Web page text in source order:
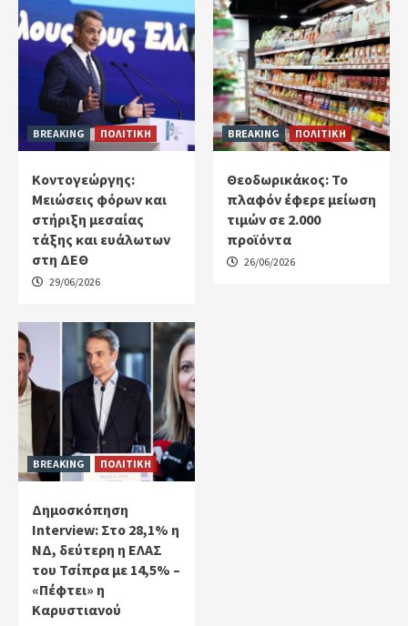
BREAKING ΠΟΛΙΤΙΚΗ
Κοντογεώργης:
Μειώσεις φόρων και
στήριξη μεσαίας
τάξης και ευάλωτων
στη ΔΕΘ
29/06/2026
BREAKING ΠΟΛΙΤΙΚΗ
Θεοδωρικάκος: Το
πλαφόν έφερε μείωση
τιμών σε 2.000
προϊόντα
26/06/2026
BREAKING ΠΟΛΙΤΙΚΗ
Δημοσκόπηση
Interview: Στο 28,1% η
ΝΔ, δεύτερη η ΕΛΑΣ
του Τσίπρα με 14,5% –
«Πέφτει» η
Καρυστιανού